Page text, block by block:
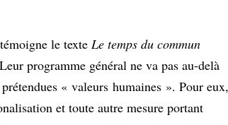
le texte Le temps du commun
programme général ne va pas au-delà
« valeurs humaines ». Pour eux,
et toute autre mesure portant